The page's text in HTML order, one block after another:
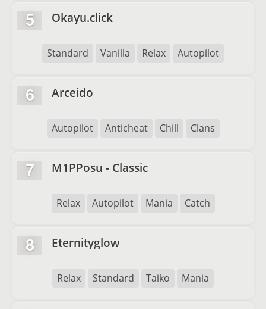
5 Okayu.click
Standard Vanilla Relax Autopilot
6 Arceido
Autopilot Anticheat Chill Clans
7 M1PPosu - Classic
Relax Autopilot Mania Catch
8 Eternityglow
Relax Standard Taiko Mania